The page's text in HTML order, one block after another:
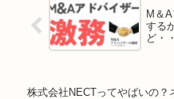
M＆
する
ど・
株式会社NECTってやばいの？